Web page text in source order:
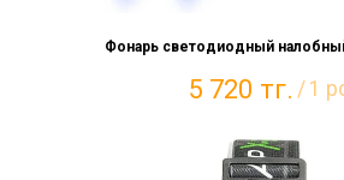
Фонарь светодиодный
5 720 тг. / 1